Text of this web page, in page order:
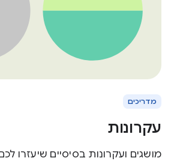
מדריכים
עקרונות
מושגים ועקרונות בסיסיים שיעזרו